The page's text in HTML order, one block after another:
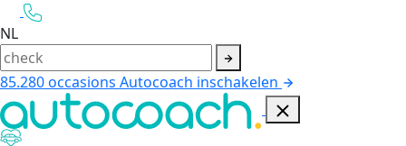
NL
85.280occasions Autocoach inschakelen